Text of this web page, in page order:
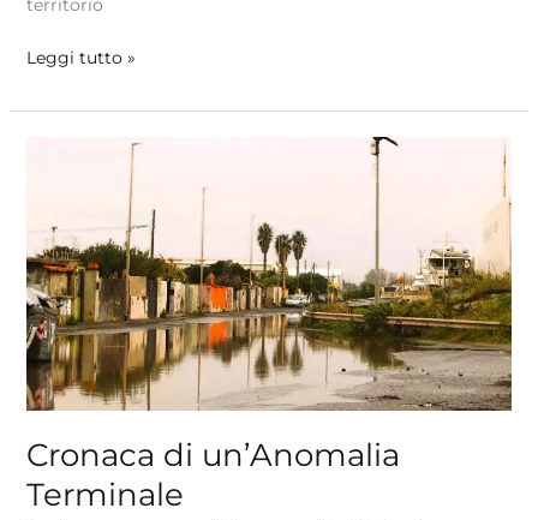
territorio
Leggi tutto »
Cronaca di un’Anomalia
Terminale
un’Anomalia
Terminale